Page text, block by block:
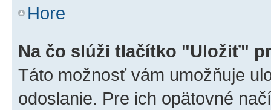
Hore
Na čo slúži tlačítko "Uložiť"
Táto možnosť vám umožňuje
odoslanie. Pre ich opätovné